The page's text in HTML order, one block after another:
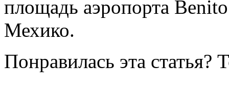
площадь аэропорта
Мехико.
Понравилась эта статья?